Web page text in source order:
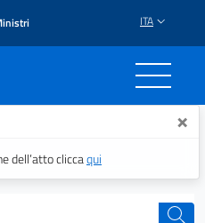
ITA
portale ×
dell’atto cliccaqui
cerca